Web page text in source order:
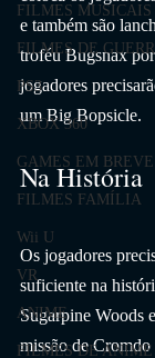
FILMES MUSICAIS
FILMES DE
PS3
XBOX 360
GAMES EM BREVE
FILMES FAMÍLIA
Wii U
VR
ANIME
FILMES DE ANIME
e também são
troféu Bugsnax
jogadores
um Big Bopsicle.
Na História
Os jogadores
suficiente na
Sugarpine Woods
missão de